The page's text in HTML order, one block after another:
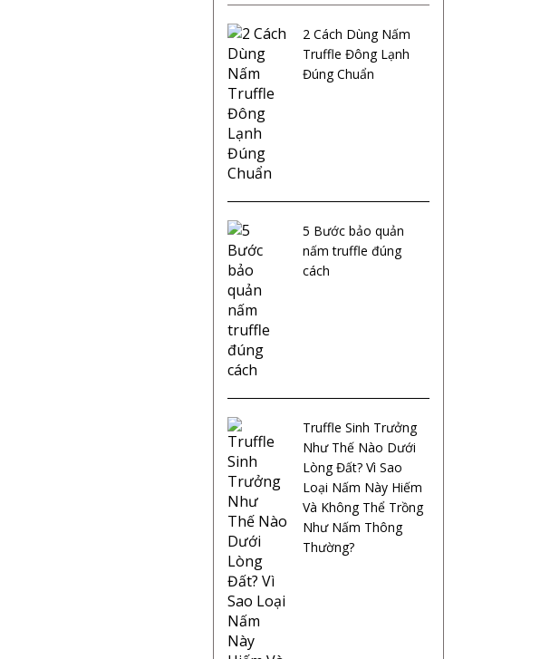
2 Cách Dùng Nấm
Truffle Đông Lạnh
Đúng Chuẩn
5 Bước bảo quản
nấm truffle đúng
cách
Truffle Sinh Trưởng
Như Thế Nào Dưới
Lòng Đất? Vì Sao
Loại Nấm Này Hiếm
Và Không Thể Trồng
Như Nấm Thông
Thường?